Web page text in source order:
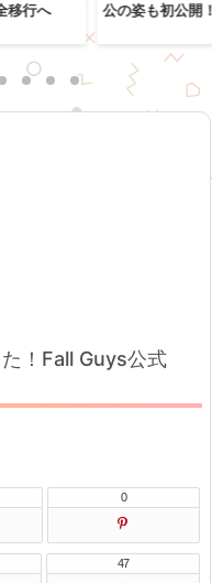
移行へ
公の姿も初公開
！Fall Guys公式
0
47